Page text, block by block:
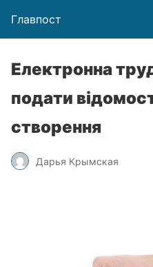
Главпост
Електронна
подати
створення
Дарья Крымская